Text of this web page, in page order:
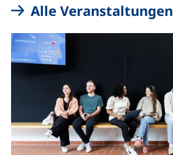
Alle Veranstaltungen